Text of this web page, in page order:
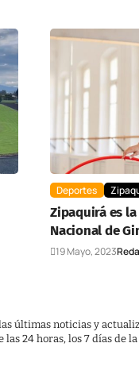
Deportes
Zipaquirá es
Nacional de
19 Mayo, 2023
últimas noticias y
24 horas, los 7 días de la